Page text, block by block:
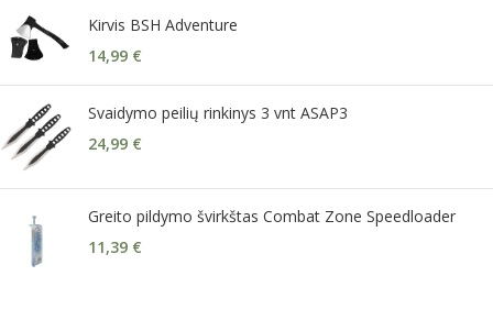
Kirvis BSH Adventure
14,99 €
Svaidymo peilių rinkinys 3 vnt ASAP3
24,99 €
Greito pildymo švirkštas Combat Zone Speedloader
11,39 €